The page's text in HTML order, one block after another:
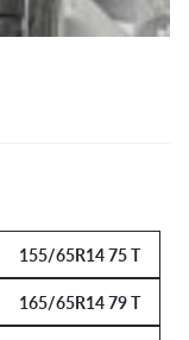
155/65R14 75 T
165/65R14 79 T